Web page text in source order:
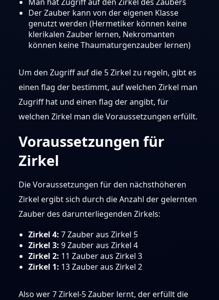
Der Zauber kann von der eigenen Klasse
genutzt werden (Hermetiker können keine
klerikalen Zauber lernen, Nekromanten
können keine Thaumaturgenzauber lernen)
Um den Zugriff auf die 5 Zirkel zu regeln, gibt es
einen flag der bestimmt, auf welchen Zirkel man
Zugriff hat und einen flag der angibt, für
welchen Zirkel man die Voraussetzungen erfüllt.
Voraussetzungen für
Zirkel
Die Voraussetzungen für den nächsthöheren
Zirkel ergibt sich durch die Anzahl der gelernten
Zauber des darunterliegenden Zirkels:
Zirkel 4: 7 Zauber aus Zirkel 5
Zirkel 3: 9 Zauber aus Zirkel 4
Zirkel 2: 11 Zauber aus Zirkel 3
Zirkel 1: 13 Zauber aus Zirkel 2
Also wer 7 Zirkel-5 Zauber lernt, der erfüllt die